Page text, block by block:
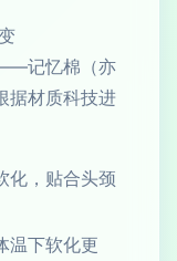
记忆棉（亦
据材质科技进
化，贴合头颈
温下软化更